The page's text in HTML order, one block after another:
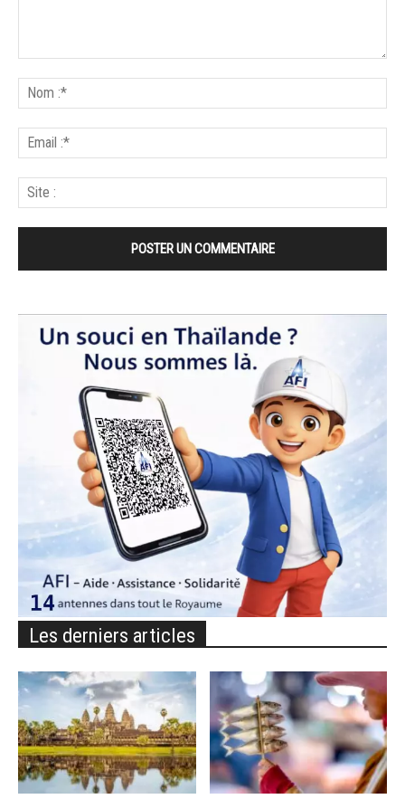
Les derniers articles